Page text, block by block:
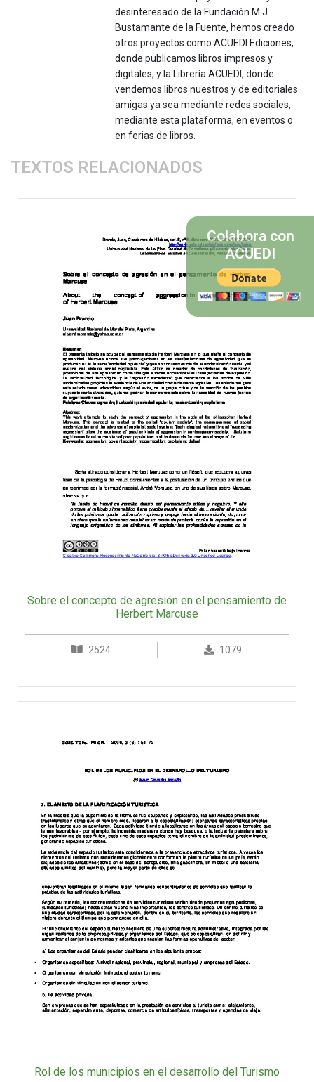
desinteresado de la Fundación M.J.
Bustamante de la Fuente, hemos creado
otros proyectos como ACUEDI Ediciones,
donde publicamos libros impresos y
digitales, y la Librería ACUEDI, donde
vendemos libros nuestros y de editoriales
amigas ya sea mediante redes sociales,
mediante esta plataforma, en eventos o
en ferias de libros.
TEXTOS RELACIONADOS
Sobre el concepto de agresión en el pensamiento de
Herbert Marcuse
2524 1079
Rol de los municipios en el desarrollo del Turismo
Colabora con
ACUEDI